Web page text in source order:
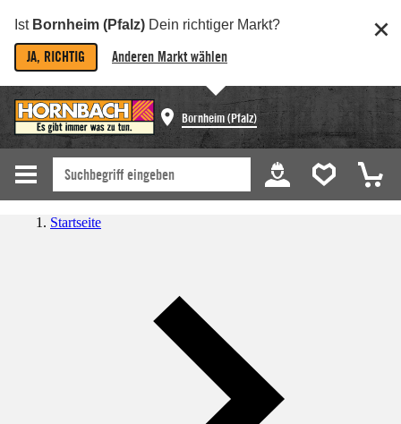
Ist Bornheim (Pfalz) Dein richtiger Markt?
JA, RICHTIG Anderen Markt wählen
Bornheim (Pfalz)
Startseite